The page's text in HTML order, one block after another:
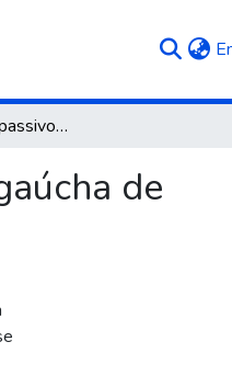
Análise do risco de passivo trabalhista de uma empresa gaúcha de carregamento de aves
de